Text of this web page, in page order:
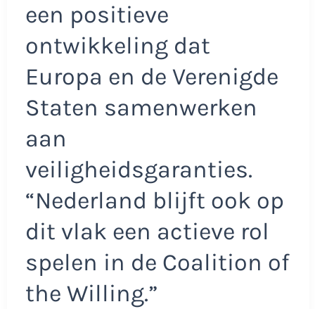
een positieve
ontwikkeling dat
Europa en de Verenigde
Staten samenwerken
aan
veiligheidsgaranties.
“Nederland blijft ook op
dit vlak een actieve rol
spelen in de Coalition of
the Willing.”